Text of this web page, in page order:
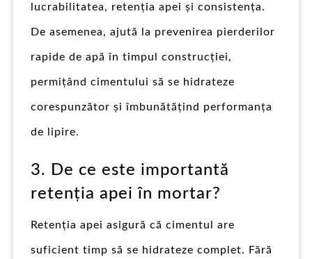
lucrabilitatea, retenția apei și consistența.
De asemenea, ajută la prevenirea pierderilor
rapide de apă în timpul construcției,
permițând cimentului să se hidrateze
corespunzător și îmbunătățind performanța
de lipire.
3. De ce este importantă
retenția apei în mortar?
Retenția apei asigură că cimentul are
suficient timp să se hidrateze complet. Fără